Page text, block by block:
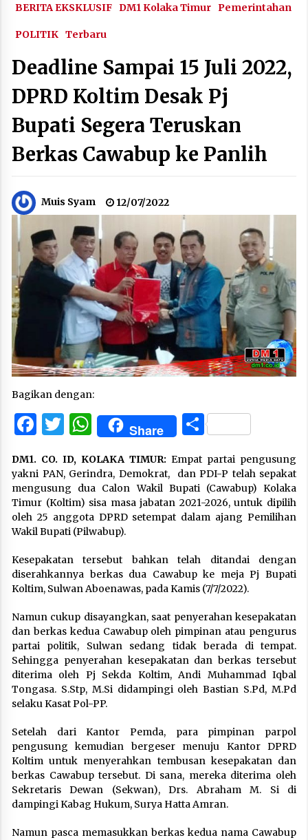
BERITA EKSKLUSIF DM1 Kolaka Timur Pemerintahan
POLITIK Terbaru
Deadline Sampai 15 Juli 2022,
DPRD Koltim Desak Pj
Bupati Segera Teruskan
Berkas Cawabup ke Panlih
Muis Syam 12/07/2022
Bagikan dengan:
Facebook
Twitter
WhatsApp
Share Share
DM1. CO. ID, KOLAKA TIMUR: Empat partai pengusung
yakni PAN, Gerindra, Demokrat, dan PDI-P telah sepakat
mengusung dua Calon Wakil Bupati (Cawabup) Kolaka
Timur (Koltim) sisa masa jabatan 2021-2026, untuk dipilih
oleh 25 anggota DPRD setempat dalam ajang Pemilihan
Wakil Bupati (Pilwabup).
Kesepakatan tersebut bahkan telah ditandai dengan
diserahkannya berkas dua Cawabup ke meja Pj Bupati
Koltim, Sulwan Aboenawas, pada Kamis (7/7/2022).
Namun cukup disayangkan, saat penyerahan kesepakatan
dan berkas kedua Cawabup oleh pimpinan atau pengurus
partai politik, Sulwan sedang tidak berada di tempat.
Sehingga penyerahan kesepakatan dan berkas tersebut
diterima oleh Pj Sekda Koltim, Andi Muhammad Iqbal
Tongasa. S.Stp, M.Si didampingi oleh Bastian S.Pd, M.Pd
selaku Kasat Pol-PP.
Setelah dari Kantor Pemda, para pimpinan parpol
pengusung kemudian bergeser menuju Kantor DPRD
Koltim untuk menyerahkan tembusan kesepakatan dan
berkas Cawabup tersebut. Di sana, mereka diterima oleh
Sekretaris Dewan (Sekwan), Drs. Abraham M. Si di
dampingi Kabag Hukum, Surya Hatta Amran.
Namun pasca memasukkan berkas kedua nama Cawabup